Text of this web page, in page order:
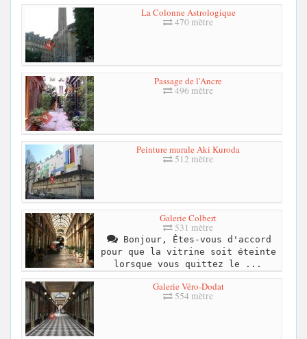
La Colonne Astrologique
470 mètre
Passage de l'Ancre
496 mètre
Peinture murale Aki Kuroda
512 mètre
Galerie Colbert
531 mètre
Bonjour, Êtes-vous d'accord
pour que la vitrine soit éteinte
lorsque vous quittez le ...
Galerie Véro-Dodat
554 mètre